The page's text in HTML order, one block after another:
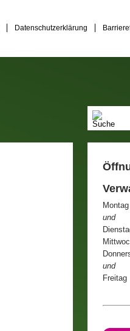
Datenschutzerklärung
Montag
und
und
Freitag